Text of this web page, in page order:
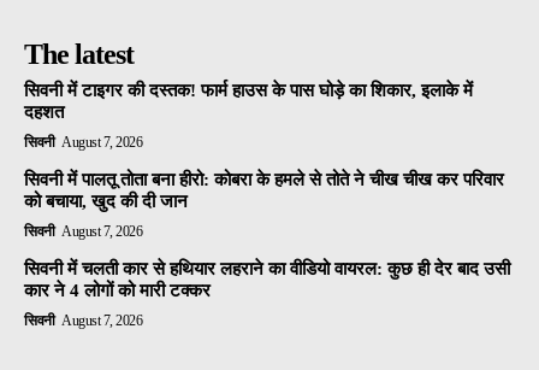
The latest
सिवनी में टाइगर की दस्तक! फार्म हाउस के पास घोड़े का शिकार, इलाके में
दहशत
सिवनी August 7, 2026
सिवनी में पालतू तोता बना हीरो: कोबरा के हमले से तोते ने चीख चीख कर परिवार
को बचाया, खुद की दी जान
सिवनी August 7, 2026
सिवनी में चलती कार से हथियार लहराने का वीडियो वायरल: कुछ ही देर बाद उसी
कार ने 4 लोगों को मारी टक्कर
सिवनी August 7, 2026